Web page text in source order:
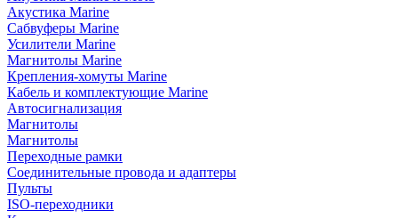
Акустика Marine
Сабвуферы Marine
Усилители Marine
Магнитолы Marine
Крепления-хомуты Marine
Кабель и комплектующие Marine
Автосигнализация
Магнитолы
Магнитолы
Переходные рамки
Соединительные провода и адаптеры
Пульты
ISO-переходники